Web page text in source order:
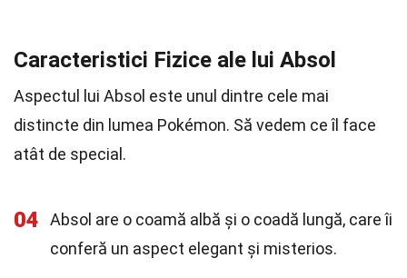
Caracteristici Fizice ale lui Absol
Aspectul lui Absol este unul dintre cele mai
distincte din lumea Pokémon. Să vedem ce îl face
atât de special.
04
Absol are o coamă albă și o coadă lungă, care îi
conferă un aspect elegant și misterios.